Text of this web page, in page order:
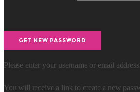
Please enter your username or email address.
You will receive a link to create a new